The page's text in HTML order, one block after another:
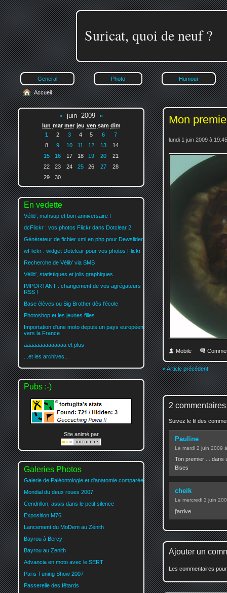
Suricat, quoi de neuf ?
General Photo Humour
Mon
lundi 1 juin 2009 à 19:45
Mobile
« Article précédent
2 commentaires
Suivez le fil des
Pauline
Le mardi 2 juin 2009
Ton premier ... dans
Bises
cheik
Le mercredi 3 juin
j'arrive
Ajouter un
Les commentaires
Accueil
« juin 2009 »
lun mar mer jeu ven sam dim
1
2 3 4 5 6
7
8
9 10 11 12 13
14
15
16 17 18 19 20
21
22
23 24 25 26 27
28
29
30
En vedette
Vélib', mahsup et bon anniversaire !
dcFlickr : vos photos Flickr dans Dotclear 2
Générateur de fichier xml en php pour Dewslider
wFlickr : widget Dotclear pour vos photos Flickr
Recherche de Vélib' via SMS
Vélib', statistiques et jolis graphiques
IMPORTANT : changement de vos agrégateurs
RSS !
Base élèves ou Big Brother dès l'école
Photoshop et les jeunes filles
Importation d'une moto depuis un pays européen
vers la France
aaaaaaaaaaaaaa et plus
...et les archives...
Pubs :-)
Site animé par
Galeries Photos
Galerie de Paléontologie et d'anatomie comparée
Mondial du deux roues 2007
Cendrillon, assis dans le petit silence
Exposition M76
Lancement du MoDem au Zénith
Bayrou à Bercy
Bayrou au Zenith
Advancia en moto avec le SERT
Paris Tuning Show 2007
Passerelle des fêtards